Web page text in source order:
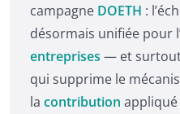
campagne DOETH :
désormais unifiée pour
entreprises — et
qui supprime le
la contribution appliqué